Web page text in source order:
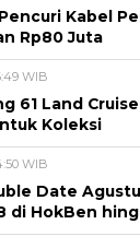
Kabel
Rp80 Juta
WIB
61 Land
Koleksi
WIB
Date
di HokBen